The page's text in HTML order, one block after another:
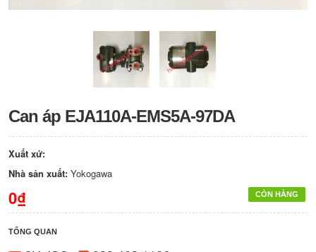
Can áp EJA110A-EMS5A-97DA
Xuất xứ:
Nhà sản xuất: Yokogawa
CÒN HÀNG
0₫
TỔNG QUAN